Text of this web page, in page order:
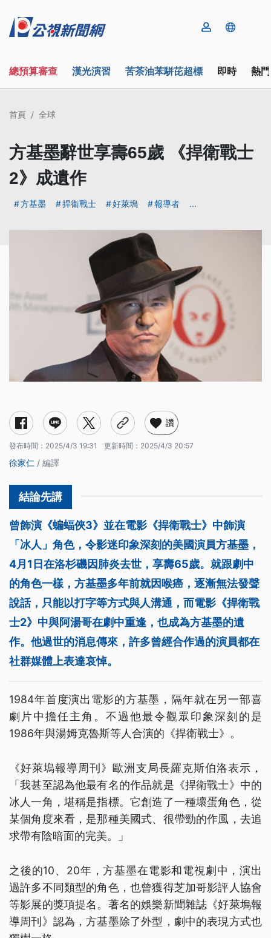
總預算審查 漢光演習 苦茶油苯駢芘超標 即時 熱
首頁 全球
方基墨辭世享壽65歲 《捍衛戰士
2》成遺作
方基墨 捍衛戰士 好萊塢 報導者 ...
讚
發布時間： 2025/4/3 19:31 更新時間： 2025/4/3 20:57
徐家仁 / 編譯
曾飾演《蝙蝠俠3》並在電影《捍衛戰士》中飾演
「冰人」角色，令影迷印象深刻的美國演員方基墨，
4月1日在洛杉磯因肺炎去世，享壽65歲。就跟劇中
的角色一樣，方基墨多年前就因喉癌，逐漸無法發聲
說話，只能以打字等方式與人溝通，而電影《捍衛戰
士2》中與阿湯哥在劇中重逢，也成為方基墨的遺
作。他過世的消息傳來，許多曾經合作過的演員都在
社群媒體上表達哀悼。
1984年首度演出電影的方基墨，隔年就在另一部喜
劇片中擔任主角。不過他最令觀眾印象深刻的是
1986年與湯姆克魯斯等人合演的《捍衛戰士》。
《好萊塢報導周刊》歐洲支局長羅克斯伯洛表示，
「我甚至認為他最有名的作品就是《捍衛戰士》中的
冰人一角，堪稱是指標。它創造了一種壞蛋角色，從
某個角度來看，是那種美國式、很帶勁的作風，去追
求帶有陰暗面的完美。」
之後的10、20年，方基墨在電影和電視劇中，演出
過許多不同類型的角色，也曾獲得芝加哥影評人協會
等影展的獎項提名。著名的娛樂新聞雜誌《好萊塢報
導周刊》認為，方基墨除了外型，劇中的表現方式也